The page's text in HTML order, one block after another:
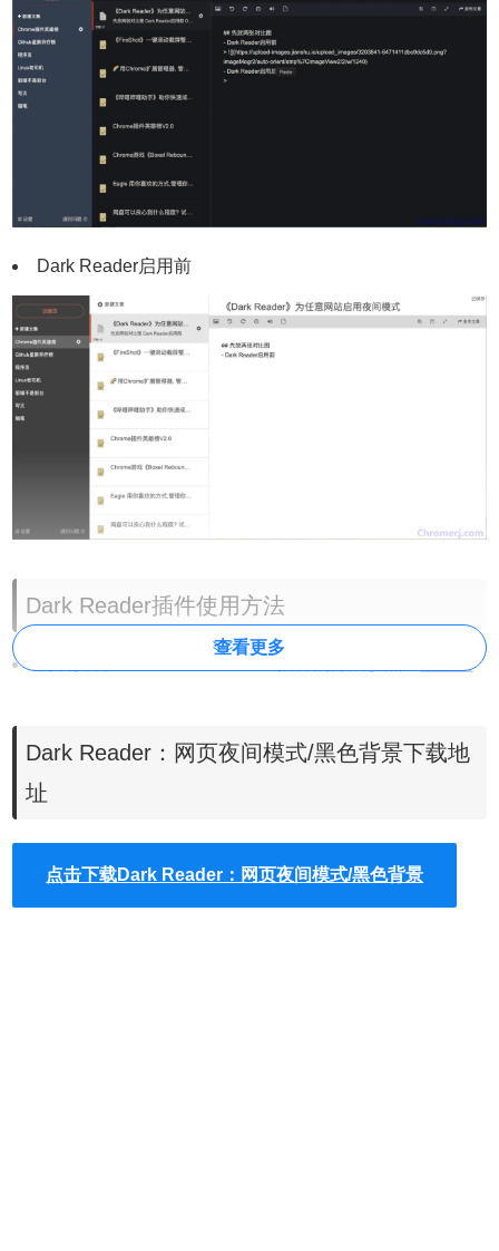
Dark Reader启用前
Dark Reader插件使用方法
怎么在
浏览器离线安装版可以从这里下载：
https://huajiakeji.com/chrome/2014-09/177.html。
Chrome插件离线安装出现"程序包无效CRX-HEADER-
INVALID"参考
INVALID"解决方法
查看更多
Dark Reader：网页夜间模式/黑色背景下载地
址
点击下载Dark Reader：网页夜间模式/黑色背景